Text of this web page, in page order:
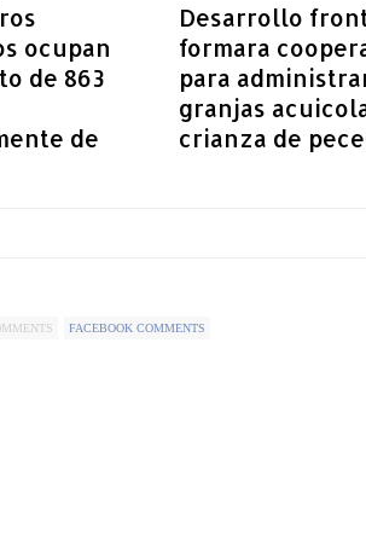
ocupan
de 863
de
Desarrollo
formara
para
granjas
crianza de
FACEBOOK COMMENTS